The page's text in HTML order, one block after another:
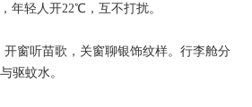
年轻人开22℃，互不打扰。
窗听苗歌，关窗聊银饰纹样。行李舱分
驱蚊水。